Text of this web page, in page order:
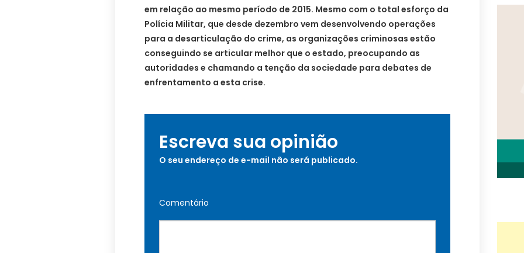
em relação ao mesmo período de 2015. Mesmo com o total esforço da
Polícia Militar, que desde dezembro vem desenvolvendo operações
para a desarticulação do crime, as organizações criminosas estão
conseguindo se articular melhor que o estado, preocupando as
autoridades e chamando a tenção da sociedade para debates de
enfrentamento a esta crise.
Escreva sua opinião
O seu endereço de e-mail não será publicado.
Comentário